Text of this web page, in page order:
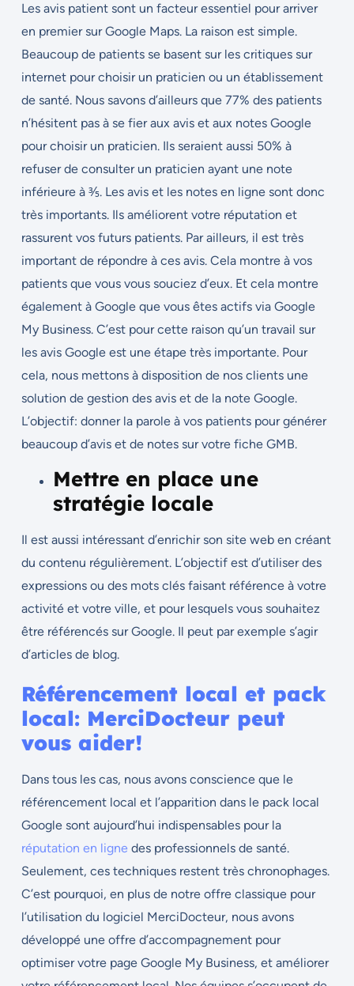
Les avis patient sont un facteur essentiel pour arriver
en premier sur Google Maps. La raison est simple.
Beaucoup de patients se basent sur les critiques sur
internet pour choisir un praticien ou un établissement
de santé. Nous savons d’ailleurs que 77% des patients
n’hésitent pas à se fier aux avis et aux notes Google
pour choisir un praticien. Ils seraient aussi 50% à
refuser de consulter un praticien ayant une note
inférieure à ⅗. Les avis et les notes en ligne sont donc
très importants. Ils améliorent votre réputation et
rassurent vos futurs patients. Par ailleurs, il est très
important de répondre à ces avis. Cela montre à vos
patients que vous vous souciez d’eux. Et cela montre
également à Google que vous êtes actifs via Google
My Business. C’est pour cette raison qu’un travail sur
les avis Google est une étape très importante. Pour
cela, nous mettons à disposition de nos clients une
solution de gestion des avis et de la note Google.
L’objectif: donner la parole à vos patients pour générer
beaucoup d’avis et de notes sur votre fiche GMB.
Mettre en place une
stratégie locale
Il est aussi intéressant d’enrichir son site web en créant
du contenu régulièrement. L’objectif est d’utiliser des
expressions ou des mots clés faisant référence à votre
activité et votre ville, et pour lesquels vous souhaitez
être référencés sur Google. Il peut par exemple s’agir
d’articles de blog.
Référencement local et pack
local: MerciDocteur peut
vous aider!
Dans tous les cas, nous avons conscience que le
référencement local et l’apparition dans le pack local
Google sont aujourd’hui indispensables pour la
réputation en lignedes professionnels de santé.
Seulement, ces techniques restent très chronophages.
C’est pourquoi, en plus de notre offre classique pour
l’utilisation du logiciel MerciDocteur, nous avons
développé une offre d’accompagnement pour
optimiser votre page Google My Business, et améliorer